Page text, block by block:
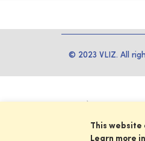
© 2023 VLIZ. All
This website
Learn more